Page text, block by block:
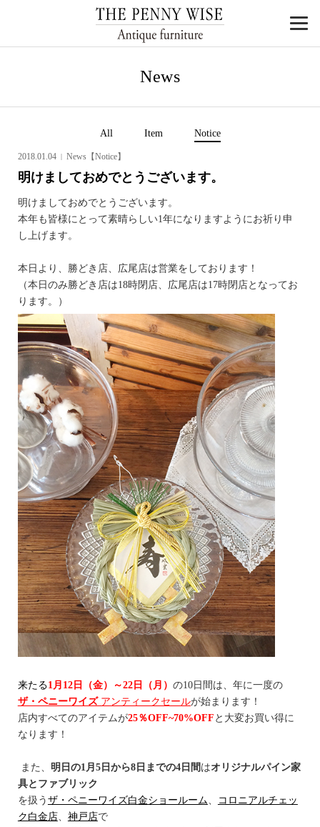
News
All Item Notice
2018.01.04 News【Notice】
明けましておめでとうございます。
明けましておめでとうございます。
本年も皆様にとって素晴らしい1年になりますようにお祈り申
し上げます。
本日より、勝どき店、広尾店は営業をしております！
（本日のみ勝どき店は18時閉店、広尾店は17時閉店となってお
ります。）
来たる1月12日（金）～22日（月） の10日間は、年に一度の
ザ・ペニーワイズ アンティークセールが始まります！
店内すべてのアイテムが25％OFF~70%OFF と大変お買い得に
なります！
また、 明日の1月5日から8日までの4日間 はオリジナルパイン家
具とファブリック
を扱う ザ・ペニーワイズ白金ショールーム、
コロニアルチェッ
ク白金店、 神戸店で